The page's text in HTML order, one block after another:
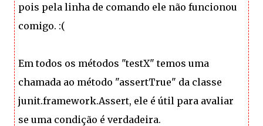
pois pela linha de comando ele não funcionou
comigo. :(
Em todos os métodos "testX" temos uma
chamada ao método "assertTrue" da classe
junit.framework.Assert, ele é útil para avaliar
se uma condição é verdadeira.